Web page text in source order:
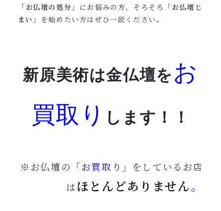
「お仏壇の処分 」にお悩みの方、そろそろ「お仏壇じ
まい 」を始めたい方はぜひ一読ください。
新原美術は金仏壇をお
買取り します！！
※お仏壇の「お買取り 」をしているお店
はほとんどありません。